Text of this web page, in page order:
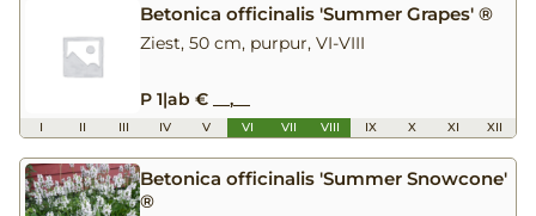
Betonica officinalis 'Summer Grapes' ®
Ziest, 50 cm, purpur, VI-VIII
P 1|ab € __,__
I II III IV V VI VII VIII IX X XI XII
Betonica officinalis 'Summer Snowcone'
®